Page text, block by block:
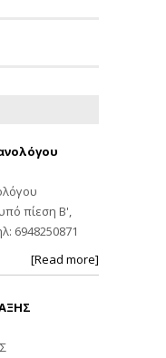
πίεση Β',
6948250871
[Read more]